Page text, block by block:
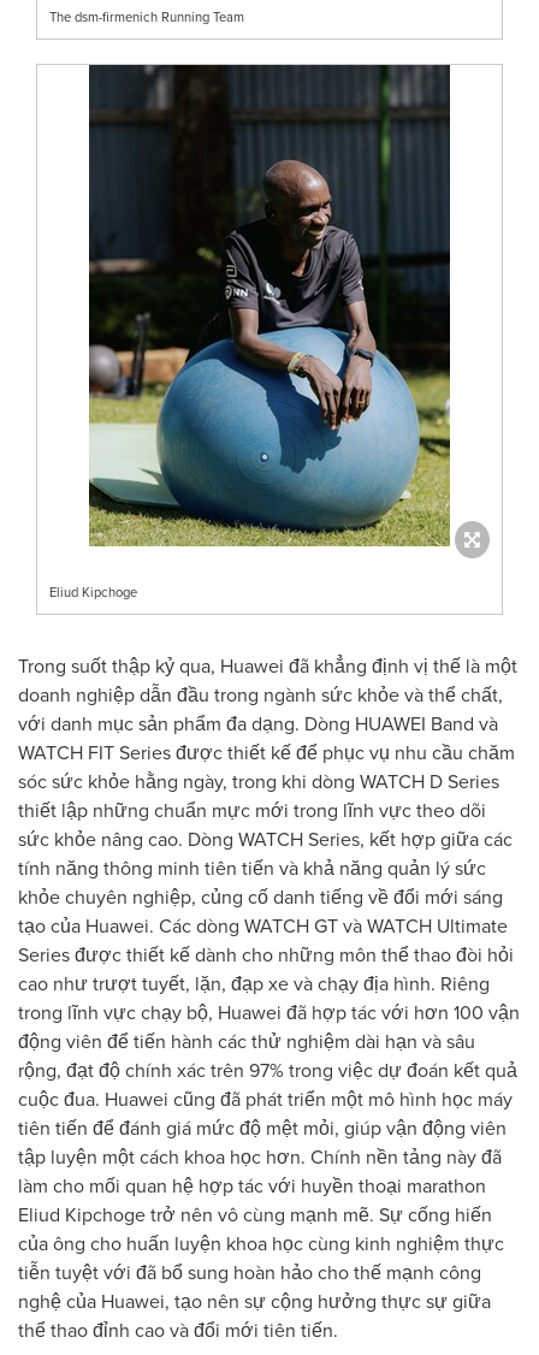
The dsm-firmenich Running Team
Eliud Kipchoge
Trong suốt thập kỷ qua, Huawei đã khẳng định vị thế là một
doanh nghiệp dẫn đầu trong ngành sức khỏe và thể chất,
với danh mục sản phẩm đa dạng. Dòng HUAWEI Band và
WATCH FIT Series được thiết kế để phục vụ nhu cầu chăm
sóc sức khỏe hằng ngày, trong khi dòng WATCH D Series
thiết lập những chuẩn mực mới trong lĩnh vực theo dõi
sức khỏe nâng cao. Dòng WATCH Series, kết hợp giữa các
tính năng thông minh tiên tiến và khả năng quản lý sức
khỏe chuyên nghiệp, củng cố danh tiếng về đổi mới sáng
tạo của Huawei. Các dòng WATCH GT và WATCH Ultimate
Series được thiết kế dành cho những môn thể thao đòi hỏi
cao như trượt tuyết, lặn, đạp xe và chạy địa hình. Riêng
trong lĩnh vực chạy bộ, Huawei đã hợp tác với hơn 100 vận
động viên để tiến hành các thử nghiệm dài hạn và sâu
rộng, đạt độ chính xác trên 97% trong việc dự đoán kết quả
cuộc đua. Huawei cũng đã phát triển một mô hình học máy
tiên tiến để đánh giá mức độ mệt mỏi, giúp vận động viên
tập luyện một cách khoa học hơn. Chính nền tảng này đã
làm cho mối quan hệ hợp tác với huyền thoại marathon
Eliud Kipchoge trở nên vô cùng mạnh mẽ. Sự cống hiến
của ông cho huấn luyện khoa học cùng kinh nghiệm thực
tiễn tuyệt với đã bổ sung hoàn hảo cho thế mạnh công
nghệ của Huawei, tạo nên sự cộng hưởng thực sự giữa
thể thao đỉnh cao và đổi mới tiên tiến.